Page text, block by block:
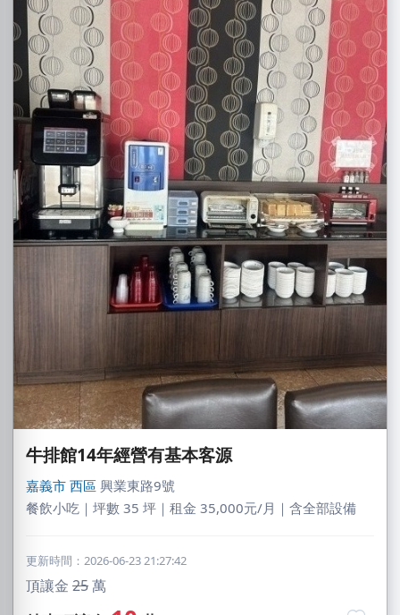
牛排館14年經營有基本客源
嘉義市 西區 興業東路9號
餐飲小吃｜坪數 35 坪｜租金 35,000元/月｜含全部設備
更新時間：2026-06-23 21:27:42
頂讓金 25萬